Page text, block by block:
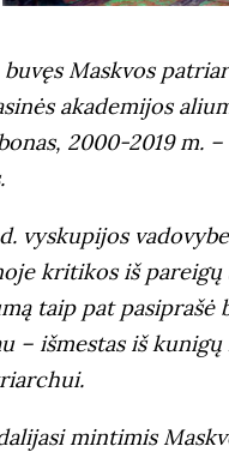
Maskvos
akademijos
2000-2019 m. –
vyskupijos
kritikos iš
taip pat pasiprašė
– išmestas iš
mintimis